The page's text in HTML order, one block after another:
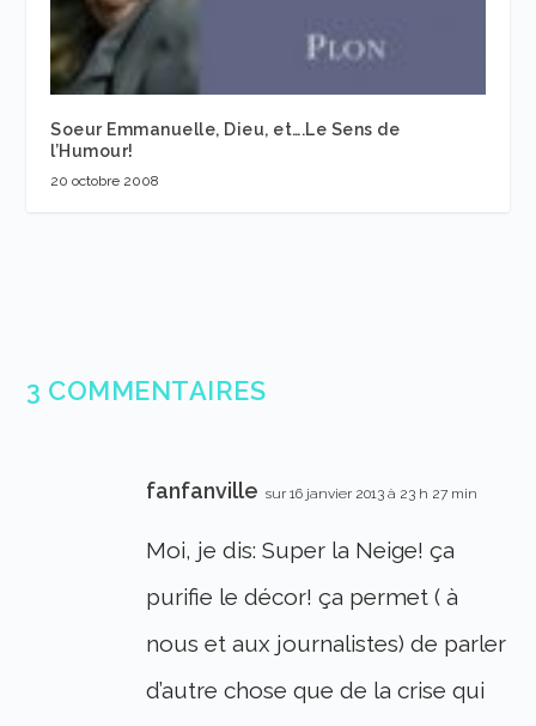
Soeur Emmanuelle, Dieu, et….Le Sens de
l’Humour!
20 octobre 2008
3 COMMENTAIRES
fanfanville sur 16 janvier 2013 à 23 h 27 min
Moi, je dis: Super la Neige! ça
purifie le décor! ça permet ( à
nous et aux journalistes) de parler
d’autre chose que de la crise qui